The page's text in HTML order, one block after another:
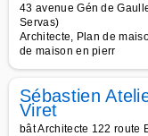
43 avenue Gén de
Servas)
Architecte, Plan de
de maison en pierr
Sébastien
Viret
bât Architecte 122 route